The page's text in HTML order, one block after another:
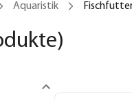
Aquaristik